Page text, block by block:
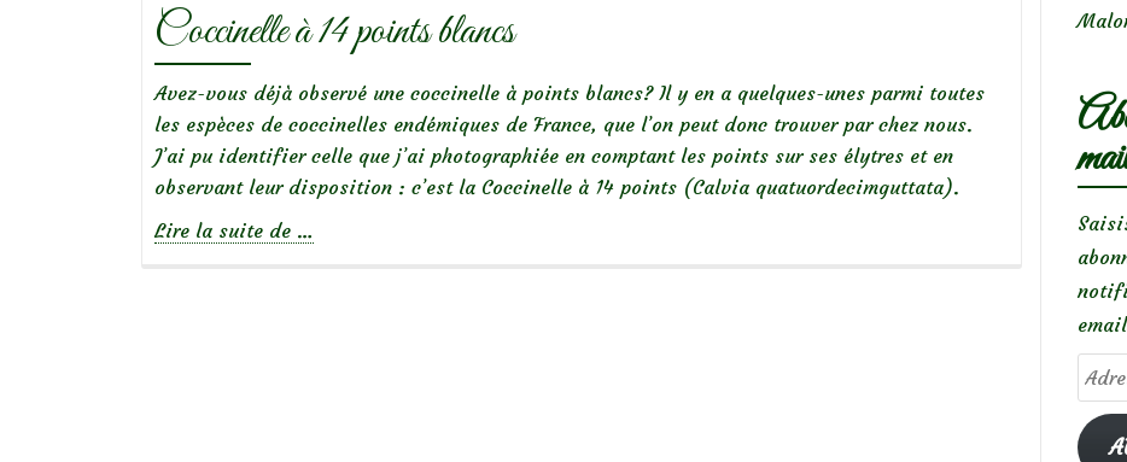
Coccinelle à 14 points blancs
Avez-vous déjà observé une coccinelle à points blancs? Il y en a quelques-unes parmi toutes
les espèces de coccinelles endémiques de France, que l’on peut donc trouver par chez nous.
J’ai pu identifier celle que j’ai photographiée en comptant les points sur ses élytres et en
observant leur disposition : c’est la Coccinelle à 14 points (Calvia quatuordecimguttata).
Lire la suite de …
e-
mail